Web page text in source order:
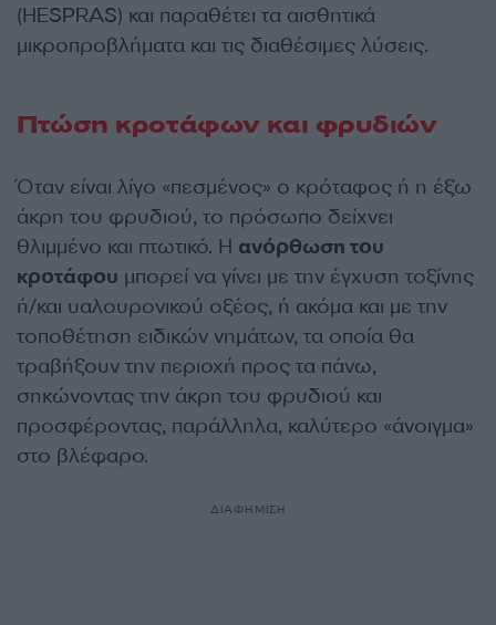
(HESPRAS) και παραθέτει τα αισθητικά
μικροπροβλήματα και τις διαθέσιμες λύσεις.
Πτώση κροτάφων και φρυδιών
Όταν είναι λίγο «πεσμένος» ο κρόταφος ή η έξω
άκρη του φρυδιού, το πρόσωπο δείχνει
θλιμμένο και πτωτικό. Η ανόρθωση του
κροτάφου μπορεί να γίνει με την έγχυση τοξίνης
ή/και υαλουρονικού οξέος, ή ακόμα και με την
τοποθέτηση ειδικών νημάτων, τα οποία θα
τραβήξουν την περιοχή προς τα πάνω,
σηκώνοντας την άκρη του φρυδιού και
προσφέροντας, παράλληλα, καλύτερο «άνοιγμα»
στο βλέφαρο.
ΔΙΑΦΗΜΙΣΗ